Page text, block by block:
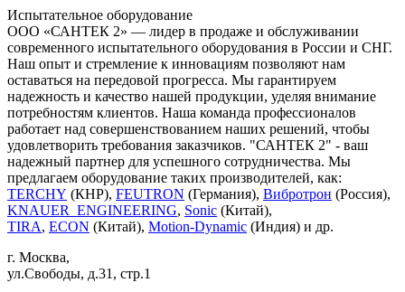
Испытательное оборудование
ООО «САНТЕК 2» — лидер в продаже и обслуживании
современного испытательного оборудования в России и СНГ.
Наш опыт и стремление к инновациям позволяют нам
оставаться на передовой прогресса. Мы гарантируем
надежность и качество нашей продукции, уделяя внимание
потребностям клиентов. Наша команда профессионалов
работает над совершенствованием наших решений, чтобы
удовлетворить требования заказчиков. "САНТЕК 2" - ваш
надежный партнер для успешного сотрудничества. Мы
предлагаем оборудование таких производителей, как:
TERCHY (КНР), FEUTRON (Германия), Вибротрон (Россия),
KNAUER_ENGINEERING, Sonic (Китай),
TIRA, ECON (Китай), Motion-Dynamic (Индия) и др.
г. Москва,
ул.Свободы, д.31, стр.1